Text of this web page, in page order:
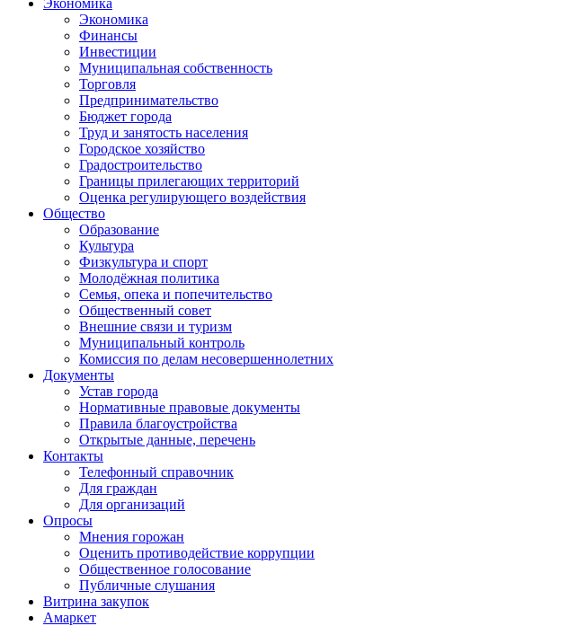
Экономика
Экономика
Финансы
Инвестиции
Муниципальная собственность
Торговля
Предпринимательство
Бюджет города
Труд и занятость населения
Городское хозяйство
Градостроительство
Границы прилегающих территорий
Оценка регулирующего воздействия
Общество
Образование
Культура
Физкультура и спорт
Молодёжная политика
Семья, опека и попечительство
Общественный совет
Внешние связи и туризм
Муниципальный контроль
Комиссия по делам несовершеннолетних
Документы
Устав города
Нормативные правовые документы
Правила благоустройства
Открытые данные, перечень
Контакты
Телефонный справочник
Для граждан
Для организаций
Опросы
Мнения горожан
Оценить противодействие коррупции
Общественное голосование
Публичные слушания
Витрина закупок
Амаркет